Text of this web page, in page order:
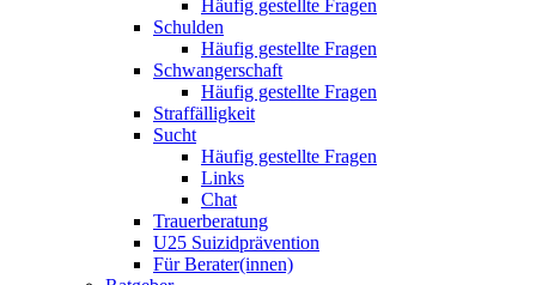
Häufig gestellte Fragen
Schulden
Häufig gestellte Fragen
Schwangerschaft
Häufig gestellte Fragen
Straffälligkeit
Sucht
Häufig gestellte Fragen
Links
Chat
Trauerberatung
U25 Suizidprävention
Für Berater(innen)